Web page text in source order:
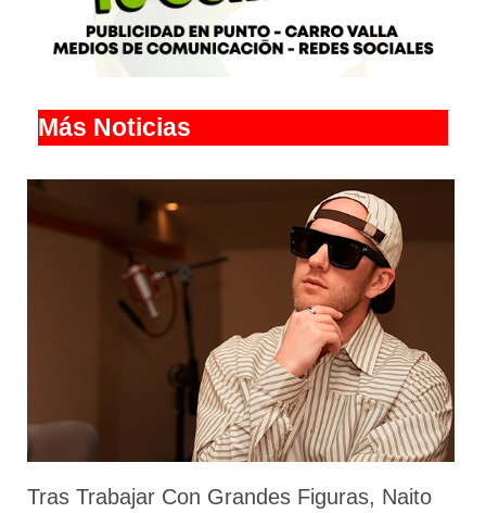
Más Noticias
Tras Trabajar Con Grandes Figuras, Naito